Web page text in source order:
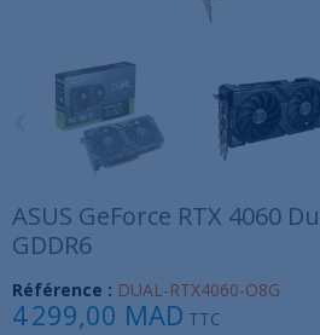
ASUS GeForce RTX 4060
GDDR6
Référence : DUAL-RTX4060-O8G
4 299,00 MAD TTC